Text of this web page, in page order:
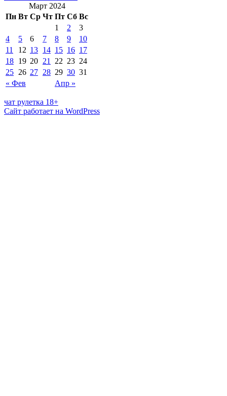
Март 2024
Пн Вт Ср Чт Пт Сб Вс
« Фев Апр »
1 2
3
4
5 6 7 8 9
10
11
12 13 14 15 16 17
18 19 20 21 22 23 24
25 26 27 28 29 30 31
чат рулетка 18+
Сайт работает на WordPress